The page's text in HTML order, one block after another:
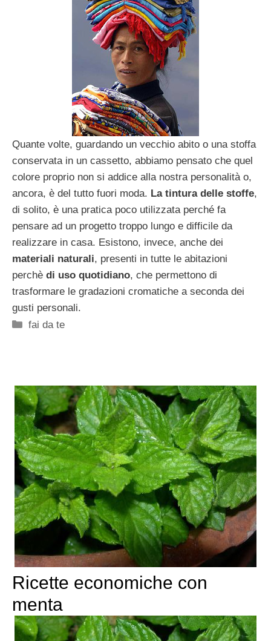
Quante volte, guardando un vecchio abito o una stoffa
conservata in un cassetto, abbiamo pensato che quel
colore proprio non si addice alla nostra personalità o,
ancora, è del tutto fuori moda. La tintura delle stoffe,
di solito, è una pratica poco utilizzata perché fa
pensare ad un progetto troppo lungo e difficile da
realizzare in casa. Esistono, invece, anche dei
materiali naturali, presenti in tutte le abitazioni
perchè di uso quotidiano, che permettono di
trasformare le gradazioni cromatiche a seconda dei
gusti personali.
Categorie
fai da te
Ricette economiche con
menta